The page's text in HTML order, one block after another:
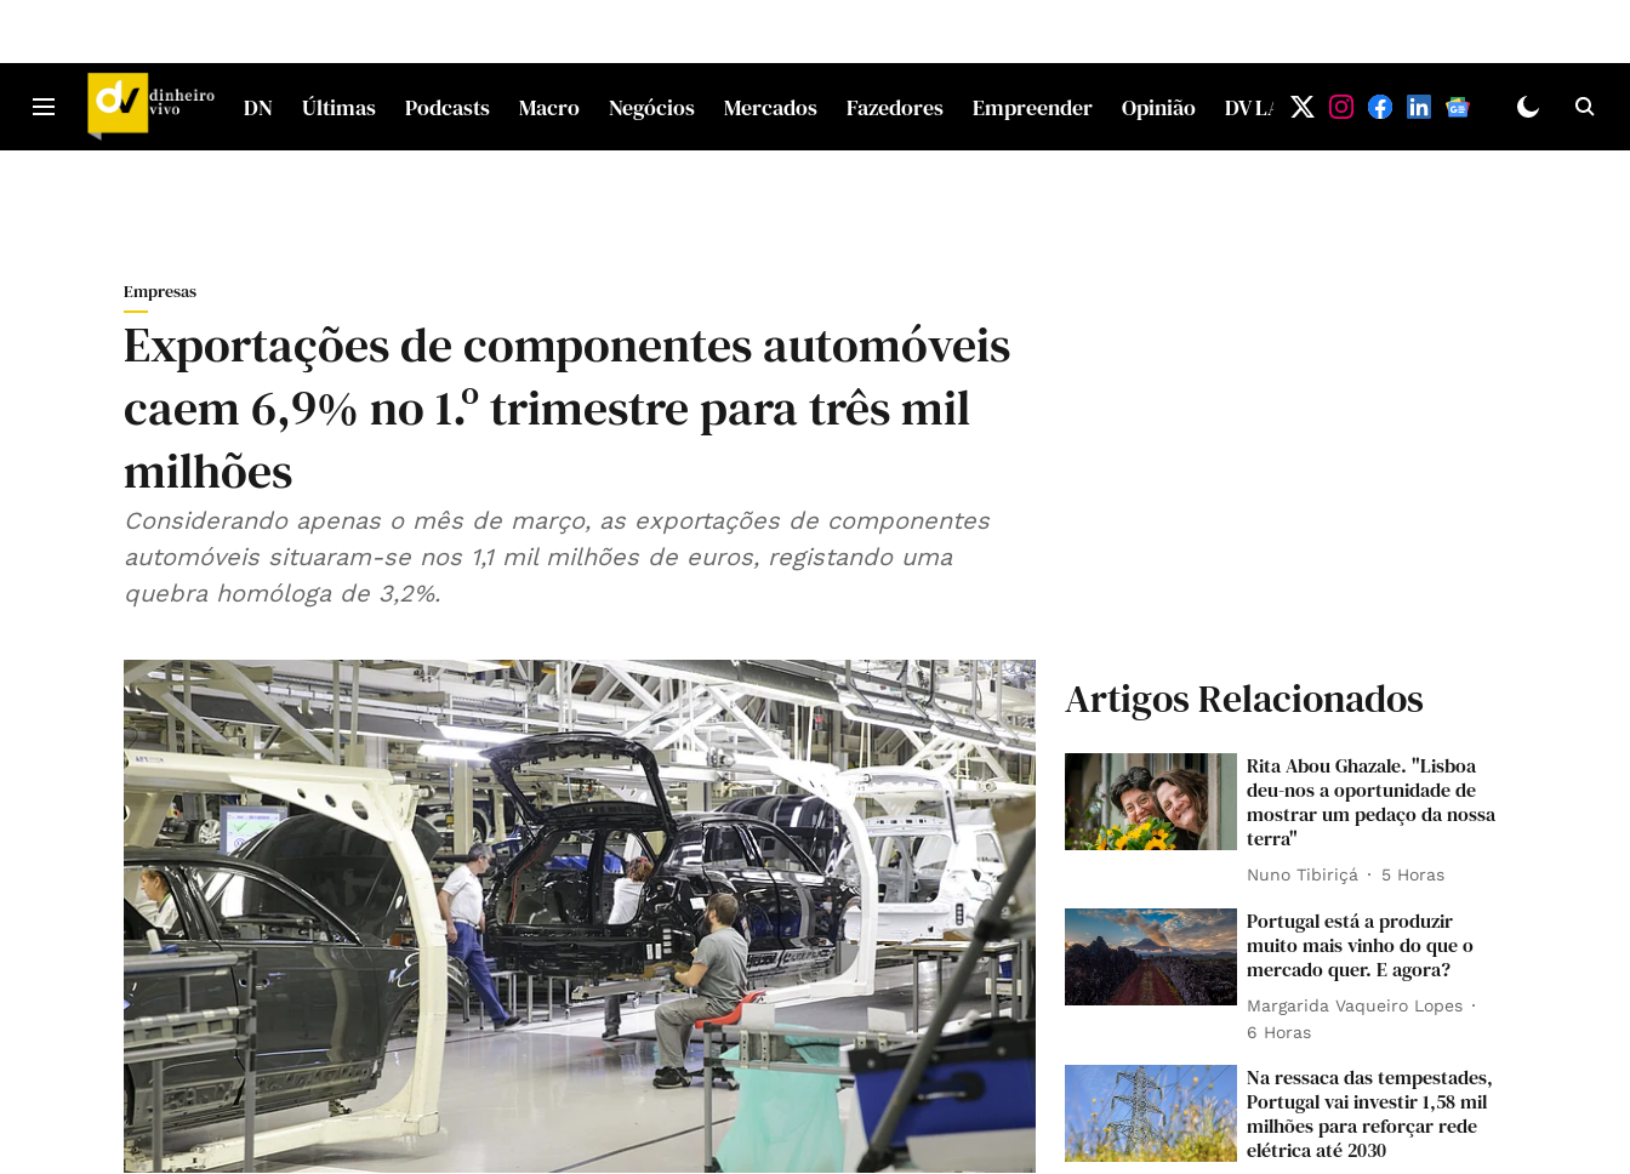
DN Últimas Podcasts Macro Negócios Mercados Fazedores Empreender Opinião DV LAB
Empresas
Exportações de componentes automóveis
caem 6,9% no 1.º trimestre para três mil
milhões
Considerando apenas o mês de março, as exportações de componentes
automóveis situaram-se nos 1,1 mil milhões de euros, registando uma
quebra homóloga de 3,2%.
Artigos Relacionados
Rita Abou Ghazale. "Lisboa
deu-nos a oportunidade de
mostrar um pedaço da nossa
terra"
Nuno Tibiriçá 5 Horas
Portugal está a produzir
muito mais vinho do que o
mercado quer. E agora?
Margarida Vaqueiro Lopes
6 Horas
Na ressaca das tempestades,
Portugal vai investir 1,58 mil
milhões para reforçar rede
elétrica até 2030